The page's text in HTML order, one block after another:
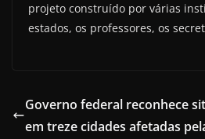
projeto construído por várias
estados, os professores, os
Governo federal reconhece
em treze cidades afetadas